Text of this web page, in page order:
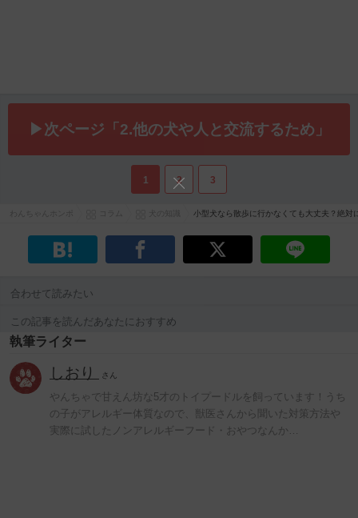
▶次ページ「2.他の犬や人と交流するため」
1 2 3
小型犬なら散歩に行かなくても大丈夫？絶対
合わせて読みたい
この記事を読んだあなたにおすすめ
執筆ライター
しおり さん
やんちゃで甘えん坊な5才のトイプードルを飼っています！うち
の子がアレルギー体質なので、獣医さんから聞いた対策方法や
実際に試したノンアレルギーフード・おやつなんか…